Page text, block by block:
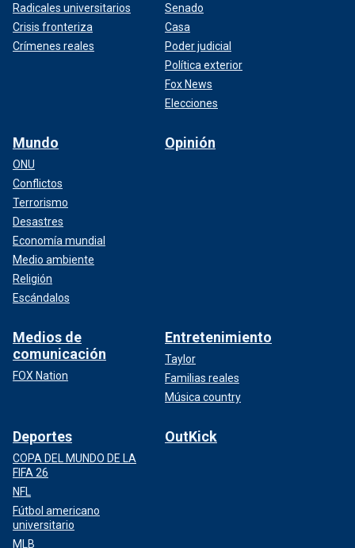
Radicales universitarios
Crisis fronteriza
Crímenes reales
Senado
Casa
Poder judicial
Política exterior
Fox News
Elecciones
Mundo
ONU
Conflictos
Terrorismo
Desastres
Economía mundial
Medio ambiente
Religión
Escándalos
Opinión
Medios de
comunicación
FOX Nation
Entretenimiento
Taylor
Familias reales
Música country
Deportes
COPA DEL MUNDO DE LA
FIFA 26
NFL
Fútbol americano
universitario
MLB
OutKick